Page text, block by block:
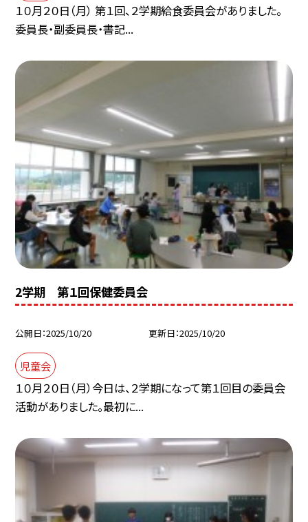
１０月２０日（月） 第１回、２学期給食委員会がありました。
委員長・副委員長・書記...
2学期 第１回保健委員会
公開日 2025/10/20 更新日 2025/10/20
児童会
１０月２０日（月）今日は、２学期になって第１回目の委員会
活動がありました。最初に...